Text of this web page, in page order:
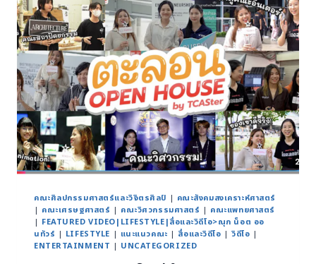
คณะศิลปกรรมศาสตร์และวิจิตรศิลป์ | คณะสังคมสงเคราะห์ศาสตร์
| คณะเศรษฐศาสตร์ | คณะวิศวกรรมศาสตร์ | คณะแพทยศาสตร์
| FEATURED VIDEO|LIFESTYLE|สื่อและวิดีโอ>ณุก น็อต ออ
นทัวร์ | LIFESTYLE | แนะแนวคณะ |สื่อและวิดีโอ |วิดีโอ |
ENTERTAINMENT | UNCATEGORIZED